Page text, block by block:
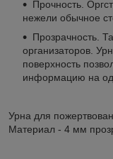
Прочность.
нежели обычное
Прозрачность.
организаторов.
поверхность
информацию на
Урна для
Материал - 4 мм